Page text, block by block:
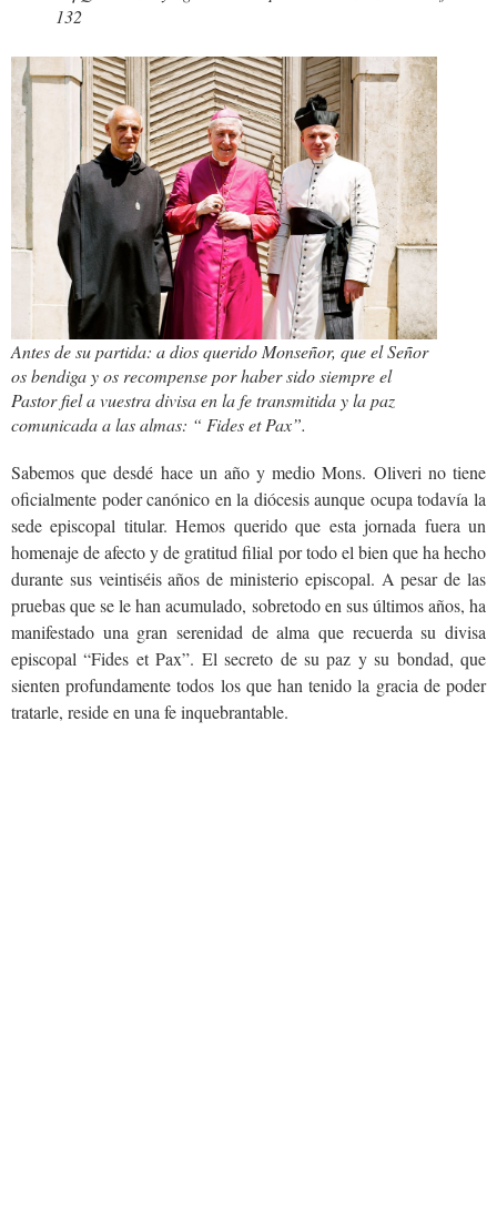
132
Antes de su partida: a dios querido Monseñor, que el Señor
os bendiga y os recompense por haber sido siempre el
Pastor fiel a vuestra divisa en la fe transmitida y la paz
comunicada a las almas: “ Fides et Pax”.
Sabemos que desdé hace un año y medio Mons. Oliveri no tiene
oficialmente poder canónico en la diócesis aunque ocupa todavía la
sede episcopal titular. Hemos querido que esta jornada fuera un
homenaje de afecto y de gratitud filial por todo el bien que ha hecho
durante sus veintiséis años de ministerio episcopal. A pesar de las
pruebas que se le han acumulado, sobretodo en sus últimos años, ha
manifestado una gran serenidad de alma que recuerda su divisa
episcopal “Fides et Pax”. El secreto de su paz y su bondad, que
sienten profundamente todos los que han tenido la gracia de poder
tratarle, reside en una fe inquebrantable.